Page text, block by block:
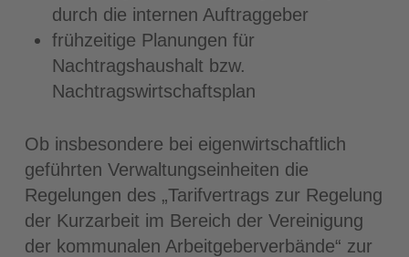
durch die internen Auftraggeber
frühzeitige Planungen für
Nachtragshaushalt bzw.
Nachtragswirtschaftsplan
Ob insbesondere bei eigenwirtschaftlich
geführten Verwaltungseinheiten die
Regelungen des „Tarifvertrags zur Regelung
der Kurzarbeit im Bereich der Vereinigung
der kommunalen Arbeitgeberverbände“ zur